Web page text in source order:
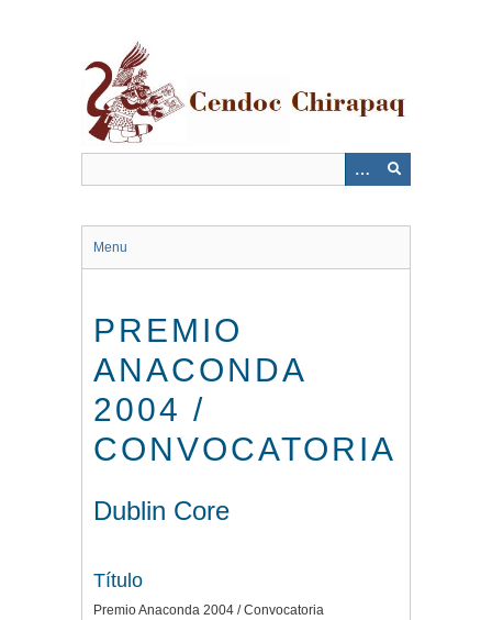
Menu
PREMIO
ANACONDA
2004 /
CONVOCATORIA
Dublin Core
Título
Premio Anaconda 2004 / Convocatoria